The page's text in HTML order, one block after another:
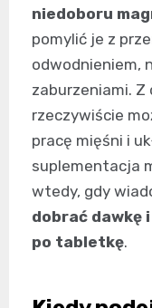
niedoboru
pomylić je z
odwodnieniem,
zaburzeniami.
rzeczywiście
pracę mięśni i
suplementacja
wtedy, gdy
dobrać dawkę
po tabletkę.